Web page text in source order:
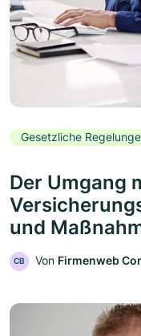
Gesetzliche
Der Umgang
und
CB Von Firmenweb